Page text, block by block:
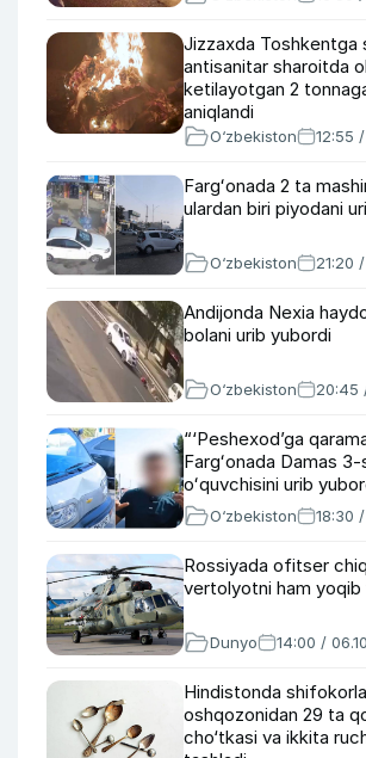
Jizzaxda Toshkentga
antisanitar sharoitda
ketilayotgan 2
aniqlandi
O‘zbekiston 12:55 /
Fargʻonada 2 ta
ulardan biri piyodani
O‘zbekiston 21:20
Andijonda Nexia
bolani urib yubordi
O‘zbekiston 20:45
“‘Peshexod’ga
Fargʻonada Damas
oʻquvchisini urib
O‘zbekiston 18:30
Rossiyada ofitser
vertolyotni ham yoqib
Dunyo 14:00 /
Hindistonda
oshqozonidan 29 ta
cho‘tkasi va ikkita